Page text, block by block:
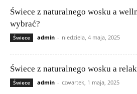
Świece z naturalnego wosku a
wybrać?
Świece admin - niedziela, 4 maja, 2025
Świece z naturalnego wosku a
Świece admin - czwartek, 1 maja, 2025